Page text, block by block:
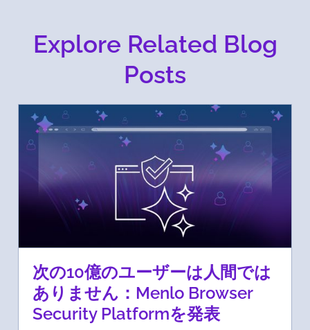
Explore Related Blog
Posts
次の10億のユーザーは人間では
ありません：Menlo Browser
Security Platformを発表